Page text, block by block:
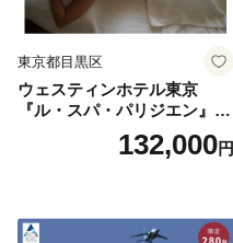
東京都目黒区
ウェスティンホテル東京
『ル・スパ・パリジエン』選
べるボディセラピー90分/1名
132,000円